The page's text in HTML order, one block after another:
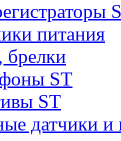
питания
ST
ST
датчики и